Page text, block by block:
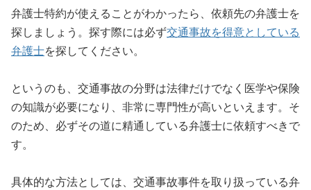
弁護士特約が使えることがわかったら、依頼先の弁護士を
探しましょう。探す際には必ず交通事故を得意としている
弁護士を探してください。
というのも、交通事故の分野は法律だけでなく医学や保険
の知識が必要になり、非常に専門性が高いといえます。そ
のため、必ずその道に精通している弁護士に依頼すべきで
す。
具体的な方法としては、交通事故事件を取り扱っている弁